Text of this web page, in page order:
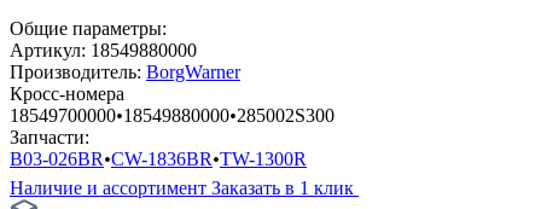
Общие параметры:
Артикул: 18549880000
Производитель: BorgWarner
Кросс-номера
18549700000•18549880000•285002S300
Запчасти:
B03-026BR•CW-1836BR•TW-1300R
Наличие и ассортимент Заказать в 1 клик